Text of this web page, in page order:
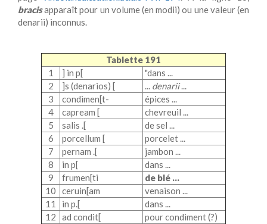
bracisapparaît pour un volume (en modii) ou une valeur (en
denarii) inconnus.
Tablette 191
1
] in p[ "dans ...
2
]s (denarios) [ ... denarii...
3
condimen[t- épices ...
4
capream [ chevreuil ...
5
salis .[ desel ...
6
porcellum [ porcelet...
7
pernam .[ jambon ...
8
in p[ dans ...
9
frumen[ti de blé ...
10
ceruin[am venaison ...
11
in p.[ dans ...
12
ad condit[ pour condiment(?)